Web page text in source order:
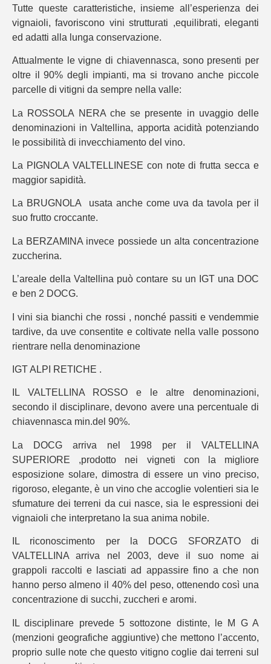
Tutte queste caratteristiche, insieme all’esperienza dei
vignaioli, favoriscono vini strutturati ,equilibrati, eleganti
ed adatti alla lunga conservazione.
Attualmente le vigne di chiavennasca, sono presenti per
oltre il 90% degli impianti, ma si trovano anche piccole
parcelle di vitigni da sempre nella valle:
La ROSSOLA NERA che se presente in uvaggio delle
denominazioni in Valtellina, apporta acidità potenziando
le possibilità di invecchiamento del vino.
La PIGNOLA VALTELLINESE con note di frutta secca e
maggior sapidità.
La BRUGNOLA usata anche come uva da tavola per il
suo frutto croccante.
La BERZAMINA invece possiede un alta concentrazione
zuccherina.
L’areale della Valtellina può contare su un IGT una DOC
e ben 2 DOCG.
I vini sia bianchi che rossi , nonché passiti e vendemmie
tardive, da uve consentite e coltivate nella valle possono
rientrare nella denominazione
IGT ALPI RETICHE .
IL VALTELLINA ROSSO e le altre denominazioni,
secondo il disciplinare, devono avere una percentuale di
chiavennasca min.del 90%.
La DOCG arriva nel 1998 per il VALTELLINA
SUPERIORE ,prodotto nei vigneti con la migliore
esposizione solare, dimostra di essere un vino preciso,
rigoroso, elegante, è un vino che accoglie volentieri sia le
sfumature dei terreni da cui nasce, sia le espressioni dei
vignaioli che interpretano la sua anima nobile.
IL riconoscimento per la DOCG SFORZATO di
VALTELLINA arriva nel 2003, deve il suo nome ai
grappoli raccolti e lasciati ad appassire fino a che non
hanno perso almeno il 40% del peso, ottenendo così una
concentrazione di succhi, zuccheri e aromi.
IL disciplinare prevede 5 sottozone distinte, le M G A
(menzioni geografiche aggiuntive) che mettono l’accento,
proprio sulle note che questo vitigno coglie dai terreni sul